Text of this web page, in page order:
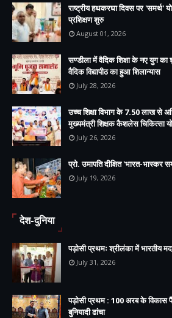
राष्ट्रीय हथकरघा दिवस पर 'समर्थ'
प्रशिक्षण शुरु
August 01, 2026
सण्डीला में वैदिक शिक्षा के नए युग का
वैदिक विद्यापीठ का हुआ शिलान्यास
July 28, 2026
उच्च शिक्षा विभाग के 7.50 लाख से
मुख्यमंत्री शिक्षक कैशलेस चिकित्सा
July 26, 2026
प्रो. उमापति दीक्षित 'भारत-भास्कर
July 19, 2026
देश-दुनिया
पड़ोसी प्रथमः श्रीलंका में भारतीय
July 31, 2026
पड़ोसी प्रथम : 100 अरब के
बुनियादी ढांचा